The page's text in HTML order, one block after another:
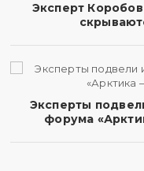
Эксперт
Эксперты
форума